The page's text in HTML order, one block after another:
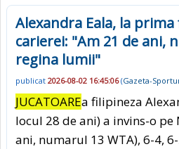
Alexandra Eala, la prima
carierei: "Am 21 de ani,
regina lumii"
publicat 2026-08-02 16:45:06(Gazeta-
JUCATOAREa filipineza
locul 28 de ani) a invins-o pe
ani, numarul 13 WTA), 6-4,